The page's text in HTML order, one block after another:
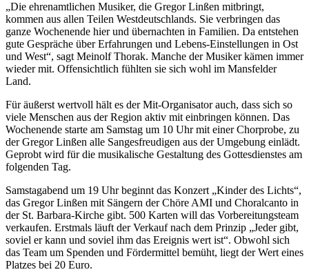
„Die ehrenamtlichen Musiker, die Gregor Linßen mitbringt,
kommen aus allen Teilen Westdeutschlands. Sie verbringen das
ganze Wochenende hier und übernachten in Familien. Da entstehen
gute Gespräche über Erfahrungen und Lebens-Einstellungen in Ost
und West“, sagt Meinolf Thorak. Manche der Musiker kämen immer
wieder mit. Offensichtlich fühlten sie sich wohl im Mansfelder
Land.
Für äußerst wertvoll hält es der Mit-Organisator auch, dass sich so
viele Menschen aus der Region aktiv mit einbringen können. Das
Wochenende starte am Samstag um 10 Uhr mit einer Chorprobe, zu
der Gregor Linßen alle Sangesfreudigen aus der Umgebung einlädt.
Geprobt wird für die musikalische Gestaltung des Gottesdienstes am
folgenden Tag.
Samstagabend um 19 Uhr beginnt das Konzert „Kinder des Lichts“,
das Gregor Linßen mit Sängern der Chöre AMI und Choralcanto in
der St. Barbara-Kirche gibt. 500 Karten will das Vorbereitungsteam
verkaufen. Erstmals läuft der Verkauf nach dem Prinzip „Jeder gibt,
soviel er kann und soviel ihm das Ereignis wert ist“. Obwohl sich
das Team um Spenden und Fördermittel bemüht, liegt der Wert eines
Platzes bei 20 Euro.